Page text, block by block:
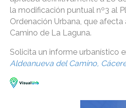
la modificación puntual nº3 al
Ordenación Urbana, que afecta
Camino de La Laguna.
Solicita un informe urbanístico
Aldeanueva del Camino,